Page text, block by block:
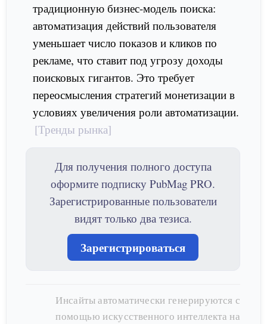
традиционную бизнес-модель поиска:
автоматизация действий пользователя
уменьшает число показов и кликов по
рекламе, что ставит под угрозу доходы
поисковых гигантов. Это требует
переосмысления стратегий монетизации в
условиях увеличения роли автоматизации.
[Тренды рынка]
Для получения полного доступа
оформите подписку PubMag PRO.
Зарегистрированные пользователи
видят только два тезиса.
Зарегистрироваться
Инсайты автоматически генерируются с
помощью искусственного интеллекта на